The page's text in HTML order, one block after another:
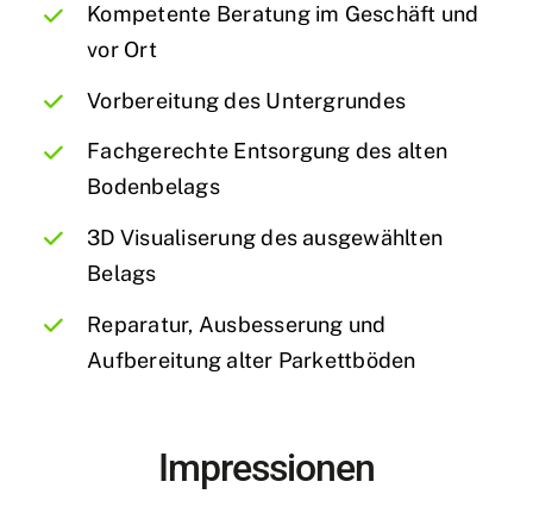
Kompetente Beratung im Geschäft und
vor Ort
Vorbereitung des Untergrundes
Fachgerechte Entsorgung des alten
Bodenbelags
3D Visualiserung des ausgewählten
Belags
Reparatur, Ausbesserung und
Aufbereitung alter Parkettböden
Impressionen